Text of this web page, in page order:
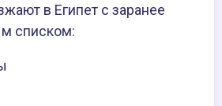
в Египет с заранее
списком: